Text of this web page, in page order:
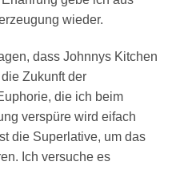
wieder.
dass Johnnys Kitchen
Zukunft der
die ich beim
verspüre wird eifach
die Superlative, um das
Ich versuche es